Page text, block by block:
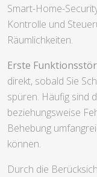
Smart-Home-
Kontrolle und
Räumlichkeiten.
Erste
direkt, sobald Sie
spüren. Häufig sind
beziehungsweise
Behebung
können.
Durch die